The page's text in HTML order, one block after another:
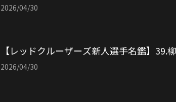
2026/04/30
【レッドクルーザーズ新人選手名鑑】39.
2026/04/30